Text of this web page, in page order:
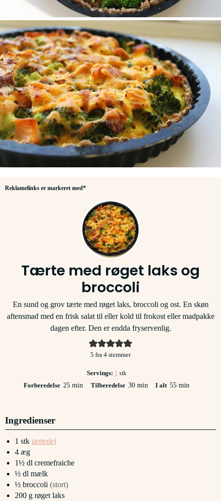
Reklamelinks er markeret med*
Tærte med røget laks og
broccoli
En sund og grov tærte med røget laks, broccoli og ost. En skøn
aftensmad med en frisk salat til eller kold til frokost eller madpakke
dagen efter. Den er endda fryservenlig.
5 fra 4 stemmer
Servings: 1 stk
Forberedelse 25minutter
min Tilberedelse 30minutter
min I alt 55minutter
min
Ingredienser
1 stk tærtedej
4 æg
1½ dl cremefraiche
½ dl mælk
½ broccoli (stort)
200 g røget laks